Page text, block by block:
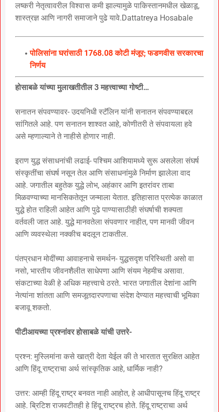
लष्करी नेतृत्वावरील विश्वास कमी झाल्यामुळे पाकिस्तानमधील खेळाडू,
शास्त्रज्ञ आणि नागरी समाजाने पुढे यावे.Dattatreya Hosabale
पोलिसांना घरांसाठी 1768.08 कोटी मंजूर; फडणवीस सरकारचा
निर्णय
होसाबळे यांच्या मुलाखतीतील 3 महत्त्वाच्या गोष्टी…
सनातन संपवण्यावर- उदयनिधी स्टॅलिन यांनी सनातन संपवण्याबद्दल
सांगितले आहे. पण सनातन शाश्वत आहे, कोणीतरी ते संपवायला हवे
असे म्हणाल्याने ते नाहीसे होणार नाही.
इराण युद्ध संसाधनांची लढाई- पश्चिम आशियामध्ये सुरू असलेला संघर्ष
संस्कृतींचा संघर्ष नसून तेल आणि संसाधनांमुळे निर्माण झालेला वाद
आहे. जगातील बहुतेक युद्धे लोभ, अहंकार आणि इतरांवर ताबा
मिळवण्याच्या मानसिकतेतून जन्माला येतात. इतिहासात प्रत्येक काळात
युद्धे होत राहिली आहेत आणि पुढे पाण्यासाठीही संघर्षाची शक्यता
वर्तवली जात आहे. युद्धे मानवतेला संपवणार नाहीत, पण मानवी जीवन
आणि व्यवस्थेला नक्कीच बदलून टाकतील.
पंतप्रधान मोदींच्या आवाहनाचे समर्थन- युद्धसदृश परिस्थिती असो वा
नसो, भारतीय जीवनशैलीत साधेपणा आणि संयम नेहमीच असावा.
संकटाच्या वेळी हे अधिक महत्त्वाचे ठरते. भारत जगातील देशांना आणि
नेत्यांना शांतता आणि समजूतदारपणाचा संदेश देण्यात महत्त्वाची भूमिका
बजावू शकतो.
पीटीआयच्या प्रश्नांवर होसाबळे यांची उत्तरे-
प्रश्न: मुस्लिमांना कसे खात्री देता येईल की ते भारतात सुरक्षित आहेत
आणि हिंदू राष्ट्राचा अर्थ सांस्कृतिक आहे, धार्मिक नाही?
उत्तर: आम्ही हिंदू राष्ट्र बनवत नाही आहोत, हे आधीपासूनच हिंदू राष्ट्र
आहे. ब्रिटिश राजवटीतही हे हिंदू राष्ट्रच होते. हिंदू राष्ट्राचा अर्थ